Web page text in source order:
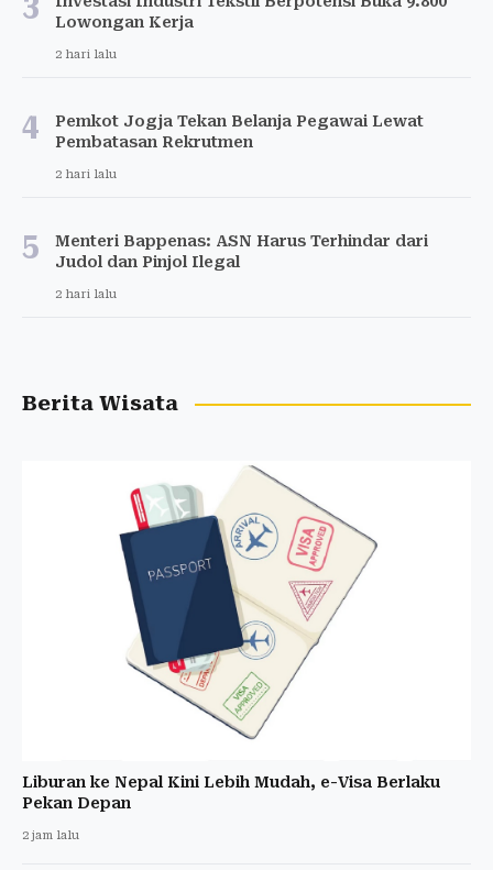
Lowongan Kerja
2 hari lalu
4
Pemkot Jogja Tekan Belanja Pegawai Lewat
Pembatasan Rekrutmen
2 hari lalu
5
Menteri Bappenas: ASN Harus Terhindar dari
Judol dan Pinjol Ilegal
2 hari lalu
Berita Wisata
Liburan ke Nepal Kini Lebih Mudah, e-Visa Berlaku
Pekan Depan
2 jam lalu